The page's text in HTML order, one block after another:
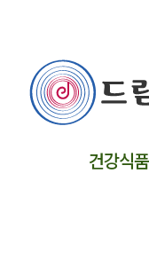
건강식품